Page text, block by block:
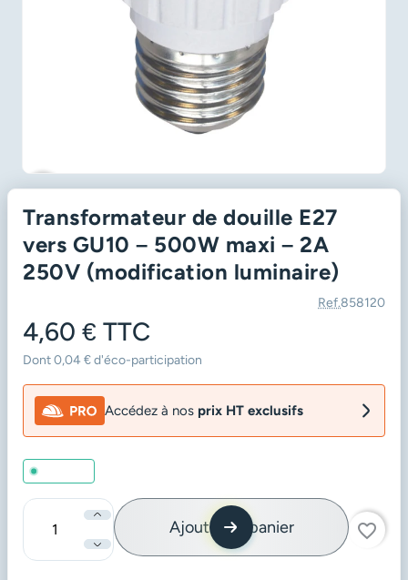
favorite_border
Transformateur de douille E27
vers GU10 – 500W maxi – 2A
250V (modification luminaire)
Ref.858120
4,60 € TTC
Dont 0,04 € d'éco-participation
Accédez à nos prix HT exclusifs
Quantité
Ajouter au panier favorite_border